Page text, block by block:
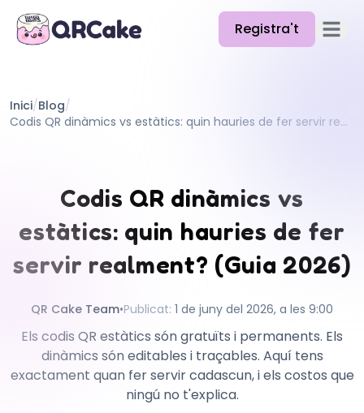
Registra't Obre
Preus
Docs
Ajuda
API
Inici/Blog/
Codis QR dinàmics vs estàtics: quin hauries de fer servir realment? (Guia 2026)
Codis QR dinàmics vs
estàtics: quin hauries de fer
servir realment? (Guia 2026)
QR Cake Team•Publicat: 1 de juny del 2026, a les 9:00
Els codis QR estàtics són gratuïts i permanents. Els
dinàmics són editables i traçables. Aquí tens
exactament quan fer servir cadascun, i els costos que
ningú no t'explica.